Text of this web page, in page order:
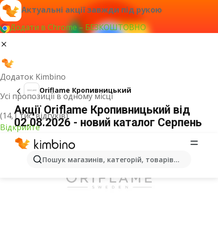
Актуальні акції завжди під рукою
Додати в Chrome – БЕЗКОШТОВНО
Додаток Kimbino
Усі пропозиції в одному місці
(14,1 тис. відгуків)
Відкрийте
Пошук магазинів, категорій, товарів...
Oriflame Кропивницький
Акції Oriflame Кропивницький від
02.08.2026 - новий каталог Серпень